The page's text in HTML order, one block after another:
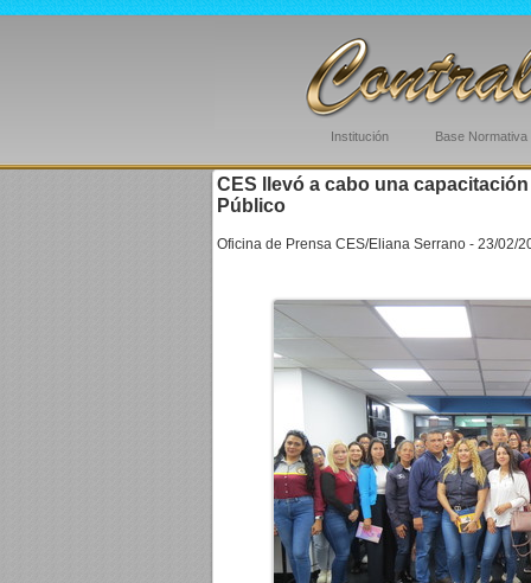
Institución Base Normativa
CES llevó a cabo una
Público
Oficina de Prensa CES/Eliana Serrano - 23/02/